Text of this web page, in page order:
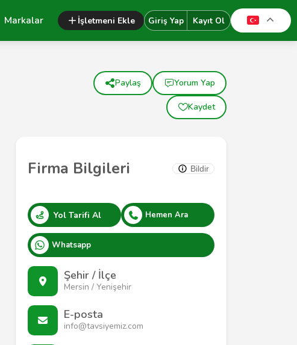
Markalar İşletmeni Ekle Giriş Yap Kayıt Ol
Firma Bilgileri Bildir
Yol Tarifi Al Hemen Ara
Whatsapp
Şehir / İlçe
Mersin / Yenişehir
E-posta
info@tavsiyemiz.com
Paylaş Yorum Yap
Kaydet